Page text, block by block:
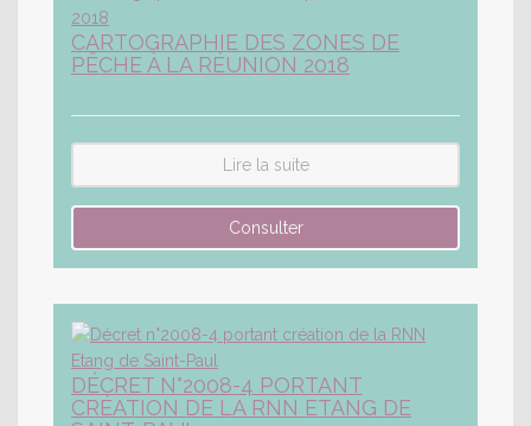
CARTOGRAPHIE DES ZONES DE
PÊCHE À LA RÉUNION 2018
Lire la suite
DÉCRET N°2008-4 PORTANT
CRÉATION DE LA RNN ETANG DE